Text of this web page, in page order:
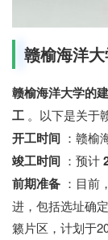
赣榆海洋
赣榆海洋大学的
工 。以下是关于
开工时间 ：赣榆
竣工时间 ：预计
前期准备 ：目前
进，包括选址确
籁片区，计划于